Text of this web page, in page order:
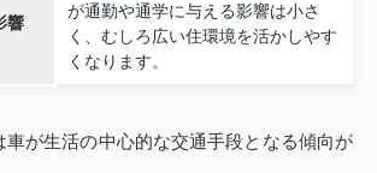
響
が通勤や通学に与える影響は小さ
く、むしろ広い住環境を活かしやす
くなります。
車が生活の中心的な交通手段となる傾向が